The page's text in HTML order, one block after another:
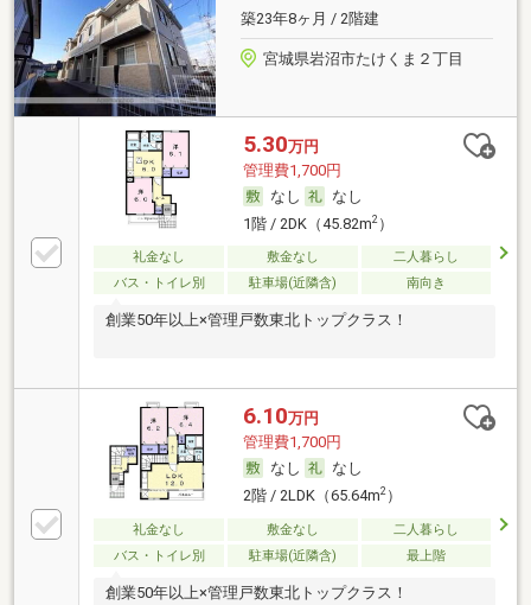
築23年8ヶ月 / 2階建
宮城県岩沼市たけくま２丁目
5.30万円
管理費1,700円
なし
なし
1階 / 2DK（45.82m2）
礼金なし 敷金なし
二人暮らし
バス・トイレ別
駐車場(近隣含) 南向き
創業50年以上×管理戸数東北トップクラス！
6.10万円
管理費1,700円
なし
なし
2階 / 2LDK（65.64m2）
礼金なし 敷金なし
二人暮らし
バス・トイレ別
駐車場(近隣含) 最上階
創業50年以上×管理戸数東北トップクラス！